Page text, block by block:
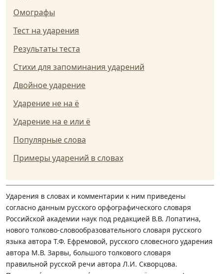
Омографы
Тест на ударения
Результаты теста
Стихи для запоминания ударений
Двойное ударение
Ударение не на ё
Ударение на е или ё
Популярные слова
Примеры ударений в словах
Ударения в словах и комментарии к ним приведены
согласно данным русского орфографического словаря
Российской академии наук под редакцией В.В. Лопатина,
нового толково-словообразовательного словаря русского
языка автора Т.Ф. Ефремовой, русского словесного ударения
автора М.В. Зарвы, большого толкового словаря
правильной русской речи автора Л.И. Скворцова.